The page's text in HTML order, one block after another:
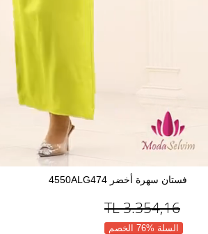
فستان سهرة أخضر 4550ALG474
3.354,16
TL
السلة %76 الخصم